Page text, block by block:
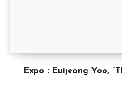
Expo : Euijeong Yoo,